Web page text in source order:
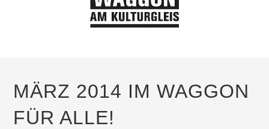
MÄRZ 2014 IM WAGGON
FÜR ALLE!